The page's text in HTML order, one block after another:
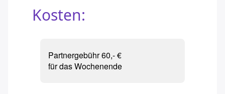
Kosten:
Partnergebühr 60,- €
für das Wochenende